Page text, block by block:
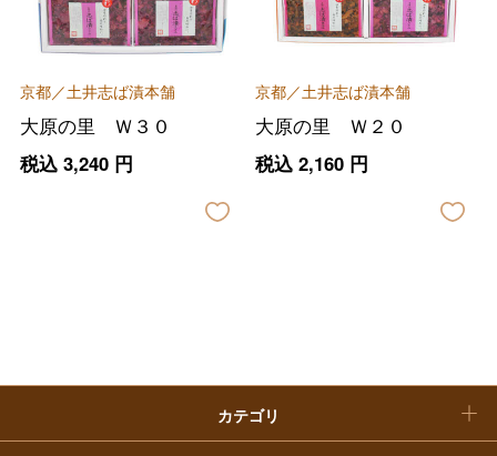
京都／土井志ば漬本舗
大原の里 Ｗ３０
税込 3,240円
京都／土井志ば漬本舗
大原の里 Ｗ２０
税込 2,160円
カテゴリ
ビューティー
ホーム＆インテリア
ベビー＆キッズ
大丸・松坂屋のギフト
結婚内祝い
お香典返し
母の日
父の日
お中元
敬老の日
福袋